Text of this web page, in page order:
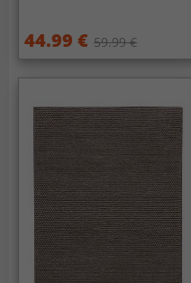
44.99 € 59.99 €